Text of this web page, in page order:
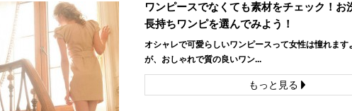
ワンピースでなくても素材をチェック！お
長持ちワンピを選んでみよう！
オシャレで可愛らしいワンピースって女性は憧れます
が、おしゃれで質の良いワン...
もっと見る